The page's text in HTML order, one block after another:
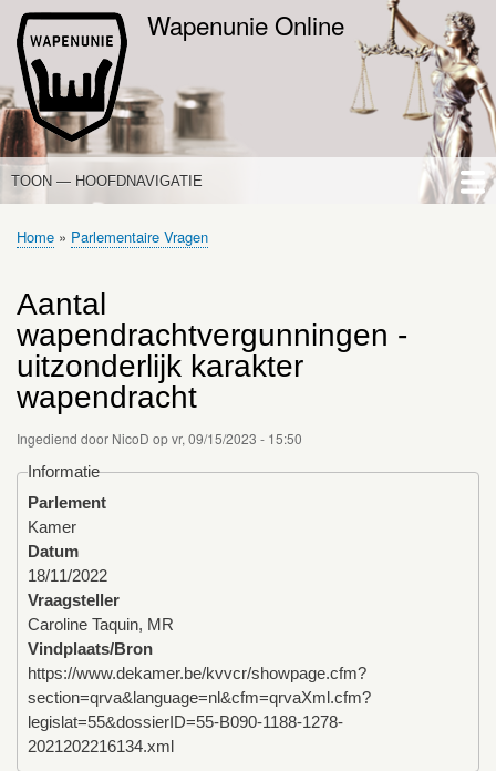
Overslaan
en
Wapenunie Online
HOOFDNAVIGATIE
TOON — HOOFDNAVIGATIE
HOME
NIEUWS
DE WAPENWET
STANDPUNTEN
PORTALEN
OVER WAPENUNIE
Kruimelpad
Home Parlementaire Vragen
Aantal
wapendrachtvergunningen -
uitzonderlijk karakter
wapendracht
Ingediend door NicoD opvr, 09/15/2023 - 15:50
Informatie
Parlement
Kamer
Datum
18/11/2022
Vraagsteller
Caroline Taquin, MR
Vindplaats/Bron
https://www.dekamer.be/kvvcr/showpage.cfm?
section=qrva&language=nl&cfm=qrvaXml.cfm?
legislat=55&dossierID=55-B090-1188-1278-
2021202216134.xml